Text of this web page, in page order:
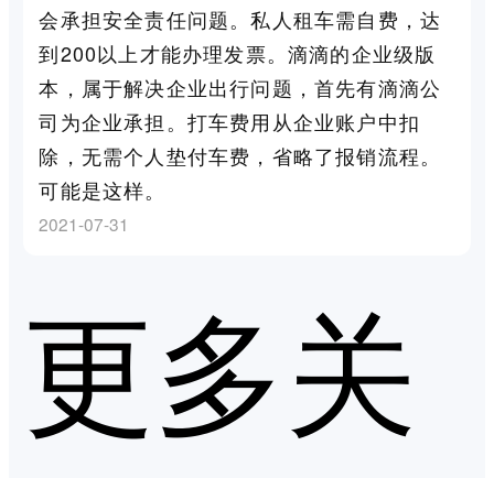
会承担安全责任问题。私人租车需自费，达
到200以上才能办理发票。滴滴的企业级版
本，属于解决企业出行问题，首先有滴滴公
司为企业承担。打车费用从企业账户中扣
除，无需个人垫付车费，省略了报销流程。
可能是这样。
2021-07-31
更多关